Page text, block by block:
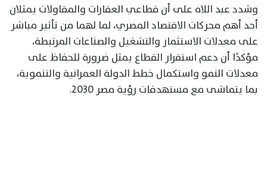
وشدد عبد اللاه على أن قطاعي العقارات والمقاولات يمثلان
أحد أهم محركات الاقتصاد المصري، لما لهما من تأثير مباشر
على معدلات الاستثمار والتشغيل والصناعات المرتبطة،
مؤكدًا أن دعم استقرار القطاع يمثل ضرورة للحفاظ على
معدلات النمو واستكمال خطط الدولة العمرانية والتنموية،
بما يتماشى مع مستهدفات رؤية مصر 2030.